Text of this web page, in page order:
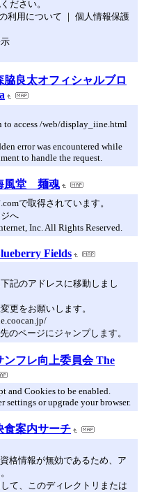
ださい。
利用について ｜ 個人情報保護
脇良太オフィシャルブロ
to access /web/display_iine.html
error was encountered while
to handle the request.
風堂 麺魂
で取得されています。
へ
Inc. All Rights Reserved.
Fields
記のアドレスに移動しまし
更をお願いします。
のページにジャンプします。
ンフレ向上委員会 The
and Cookies to be enabled.
settings or upgrade your browser.
食案内サーチ
格情報が無効であるため、ア
て、このディレクトリまたは